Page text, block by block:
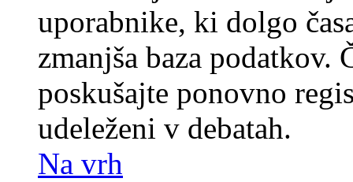
uporabnike, ki dolgo
zmanjša baza podatkov.
poskušajte ponovno
udeleženi v debatah.
Na vrh